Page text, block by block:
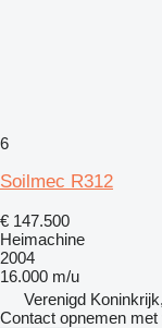
6
Soilmec R312
€ 147.500
Heimachine
2004
16.000 m/u
Verenigd
Contact opnemen